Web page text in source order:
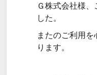
Ｇ株式会社様
した。
またのご利用
ります。